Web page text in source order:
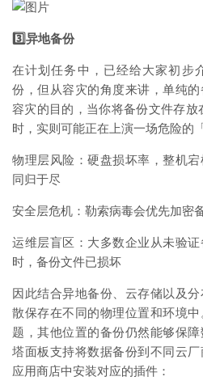
3️⃣异地备份
在计划任务中，已经给大家初步
份，但从容灾的角度来讲，单纯
容灾的目的， 当你将备份文件存放
时，实则可能正在上演一场危险的
物理层风险：硬盘损坏率，整机
同归于尽
安全层危机：勒索病毒会优先加密
运维层盲区：大多数企业从未验
时，备份文件已损坏
因此结合异地备份、云存储以及
散保存在不同的物理位置和环境
题，其他位置的备份仍然能够保
塔面板支持将数据备份到不同云
应用商店中安装对应的插件：